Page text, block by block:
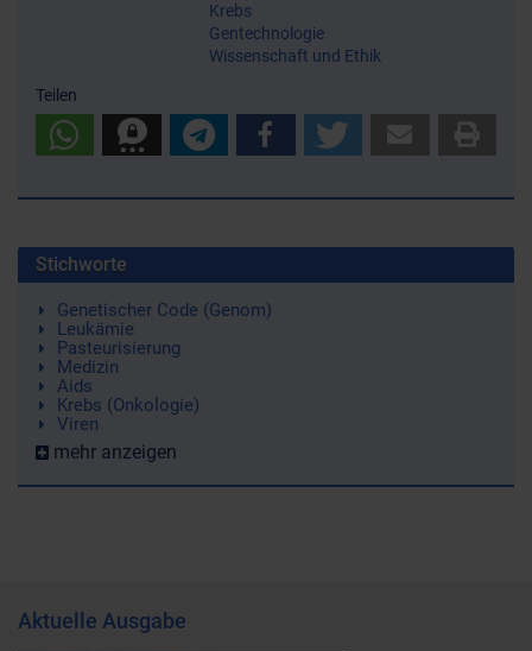
Krebs
Gentechnologie
Wissenschaft und Ethik
Teilen
Stichworte
Genetischer Code (Genom)
Leukämie
Pasteurisierung
Medizin
Aids
Krebs (Onkologie)
Viren
mehr anzeigen
Aktuelle Ausgabe